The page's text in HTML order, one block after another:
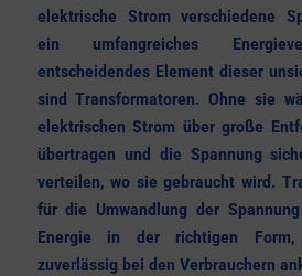
elektrische Strom verschiedene
ein umfangreiches
entscheidendes Element dieser
sind Transformatoren. Ohne sie
elektrischen Strom über große
übertragen und die Spannung
verteilen, wo sie gebraucht wird.
für die Umwandlung der
Energie in der richtigen
zuverlässig bei den Verbrauchern